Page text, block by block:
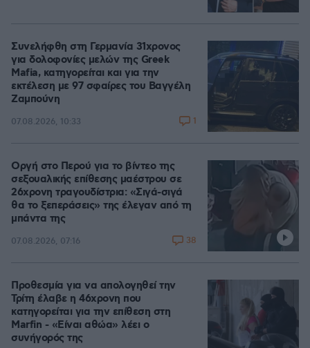
Συνελήφθη στη Γερμανία 31χρονος
για δολοφονίες μελών της Greek
Mafia, κατηγορείται και για την
εκτέλεση με 97 σφαίρες του Βαγγέλη
Ζαμπούνη
07.08.2026, 10:33 1
Οργή στο Περού για το βίντεο της
σεξουαλικής επίθεσης μαέστρου σε
26χρονη τραγουδίστρια: «Σιγά-σιγά
θα το ξεπεράσεις» της έλεγαν από τη
μπάντα της
07.08.2026, 07:16 38
Προθεσμία για να απολογηθεί την
Τρίτη έλαβε η 46χρονη που
κατηγορείται για την επίθεση στη
Marfin - «Είναι αθώα» λέει ο
συνήγορός της